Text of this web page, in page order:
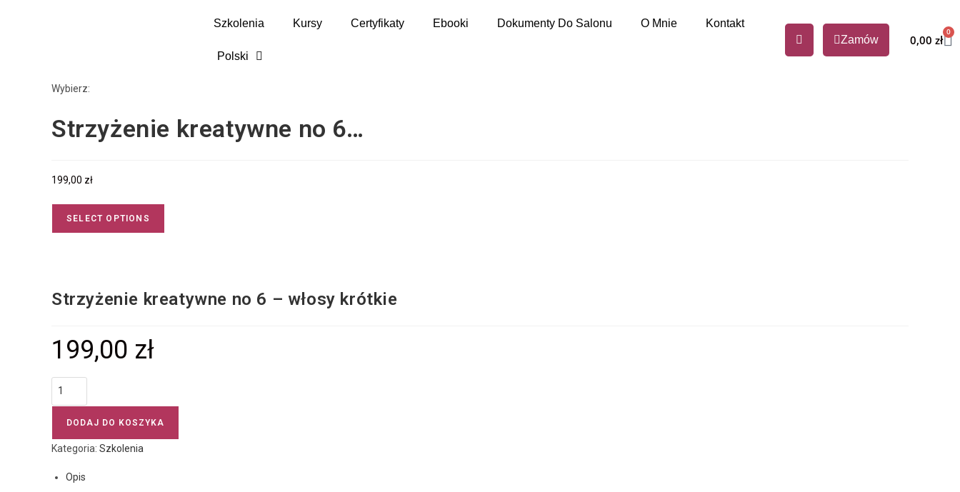
Szkolenia Kursy Certyfikaty Ebooki Dokumenty Do Salonu O Mnie Kontakt
Polski
Zamów 0,00 zł
0
Wybierz:
Strzyżenie kreatywne no 6…
199,00 zł
SELECT OPTIONS
Strzyżenie kreatywne no 6 – włosy krótkie
199,00 zł
DODAJ DO KOSZYKA
Kategoria: Szkolenia
Opis